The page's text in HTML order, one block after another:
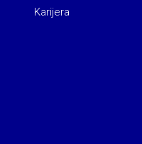
Karijera